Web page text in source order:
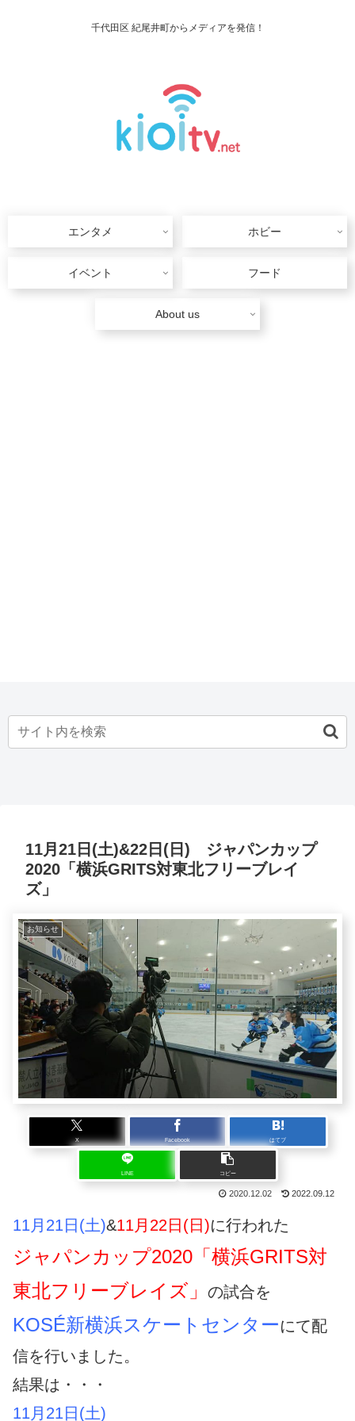
千代田区 紀尾井町からメディアを発信！
エンタメ ホビー
イベント フード
About us
11月21日(土)&22日(日) ジャパンカップ
2020「横浜GRITS対東北フリーブレイ
ズ」
お知らせ
X Facebook はてブ
LINE コピー
2020.12.02 2022.09.12
11月21日(土)&11月22日(日)に行われた
ジャパンカップ2020「横浜GRITS対
東北フリーブレイズ」
の試合を
KOSÉ新横浜スケートセンターにて配
信を行いました。
結果は・・・
11月21日(土)